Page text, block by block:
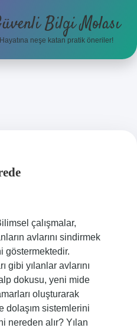
Bilgi Molası
Hayatına neşe katan pratik öneriler!
çalışmalar,
avlarını sindirmek
göstermektedir.
gibi yılanlar avlarını
dokusu, yeni mide
oluşturarak
dolaşım sistemlerini
nereden alır? Yılan